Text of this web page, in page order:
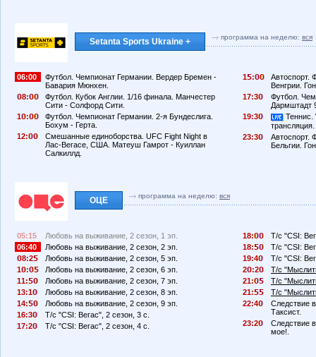
Setanta Sports Ukraine + программа на неделю: вся
06:00
Футбол. Чемпионат Германии. Вердер Бремен -
Бавария Мюнхен.
8:
Футбол. Кубок Англии. 1/16 финала. Манчестер
Сити - Солфорд Сити.
1
:
Футбол. Чемпионат Германии. 2-я Бундеслига.
Бохум - Герта.
12:
Смешанные единоборства. UFC Fight Night в
Лас-Вегасе, США. Матеуш Гамрот - Куиллан
Салкиллд.
1 :
Автоспорт.
Венгрии.
17:3
Футбол.
Дармштадт
19:3
Теннис.
трансляция.
23:3
Автоспорт.
Бельгии.
ОЦЕ программа на неделю: вся
05:15
Любовь на выживание, 2 сезон, 1 эп.
06:40
Любовь на выживание, 2 сезон, 2 эп.
8:2
Любовь на выживание, 2 сезон, 5 эп.
1
:
Любовь на выживание, 2 сезон, 6 эп.
11:
Любовь на выживание, 2 сезон, 7 эп.
13:1
Любовь на выживание, 2 сезон, 8 эп.
14:
Любовь на выживание, 2 сезон, 9 эп.
16:3
Т/с "CSI: Вегас", 2 сезон, 3 с.
17:2
Т/с "CSI: Вегас", 2 сезон, 4 с.
18:
Т/с "CSI:
18:
Т/с "CSI:
19:4
Т/с "CSI:
2
:2
Т/с
21:
Т/с
21:
Т/с
22:4
Следствие
Таксист.
23:2
Следствие
мое!.